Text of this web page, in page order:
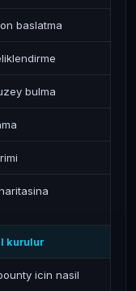
baslatma
bulma
kurulur
icin nasil